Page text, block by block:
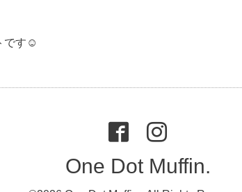
です☺︎
One Dot Muffin.